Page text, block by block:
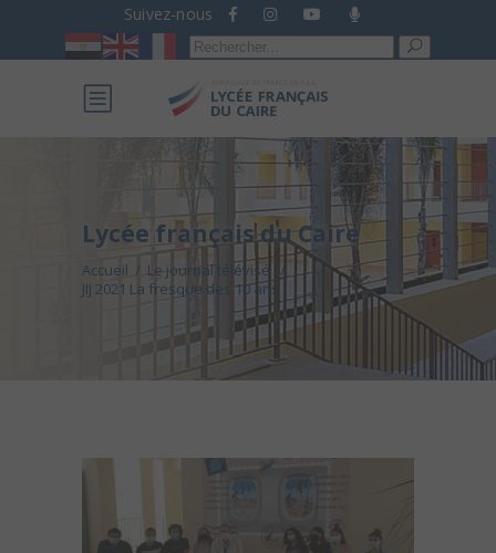
Suivez-nous
Recherche
pour :
Lycée français du Caire
Accueil / Le journal télévisé
/
JIJ 2021 La fresque des 10 ans